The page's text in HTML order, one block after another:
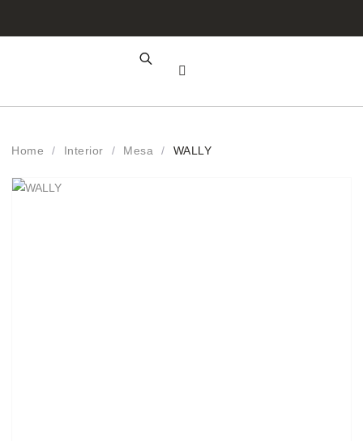
Home / Interior / Mesa / WALLY